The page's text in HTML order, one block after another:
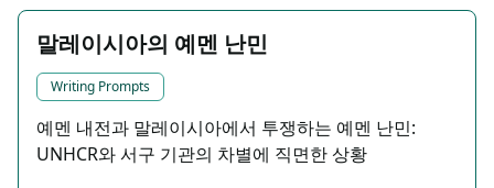
말레이시아의 예멘 난민
Writing Prompts
예멘 내전과 말레이시아에서 투쟁하는 예멘 난민:
UNHCR와 서구 기관의 차별에 직면한 상황